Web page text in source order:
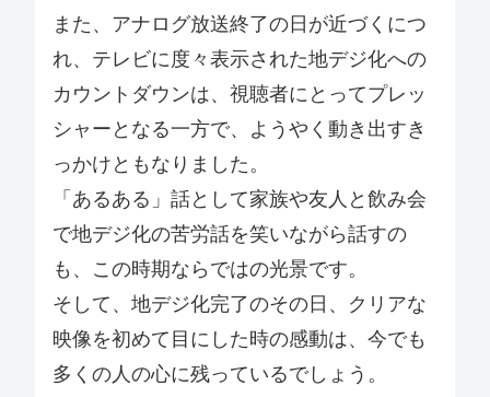
また、アナログ放送終了の日が近づくにつ
れ、テレビに度々表示された地デジ化への
カウントダウンは、視聴者にとってプレッ
シャーとなる一方で、ようやく動き出すき
っかけともなりました。
「あるある」話として家族や友人と飲み会
で地デジ化の苦労話を笑いながら話すの
も、この時期ならではの光景です。
そして、地デジ化完了のその日、クリアな
映像を初めて目にした時の感動は、今でも
多くの人の心に残っているでしょう。